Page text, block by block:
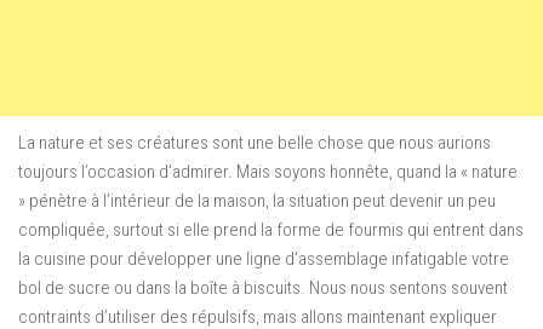
La nature et ses créatures sont une belle chose que nous aurions
toujours l’occasion d’admirer. Mais soyons honnête, quand la « nature
» pénètre à l’intérieur de la maison, la situation peut devenir un peu
compliquée, surtout si elle prend la forme de fourmis qui entrent dans
la cuisine pour développer une ligne d’assemblage infatigable votre
bol de sucre ou dans la boîte à biscuits. Nous nous sentons souvent
contraints d’utiliser des répulsifs, mais allons maintenant expliquer